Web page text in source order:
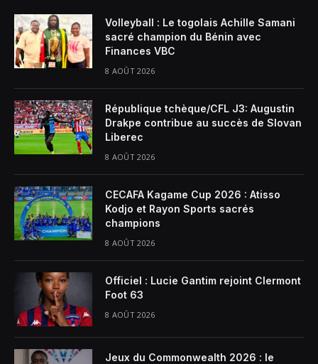
Volleyball : Le togolais Achille Samani
sacré champion du Bénin avec
Finances VBC
8 AOÛT 2026
République tchèque/CFL J3: Augustin
Drakpe contribue au succès de Slovan
Liberec
8 AOÛT 2026
CECAFA Kagame Cup 2026 : Atisso
Kodjo et Rayon Sports sacrés
champions
8 AOÛT 2026
Officiel : Lucie Gantim rejoint Clermont
Foot 63
8 AOÛT 2026
Jeux du Commonwealth 2026 : le